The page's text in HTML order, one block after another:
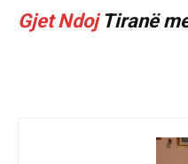
Gjet NdojTiranë